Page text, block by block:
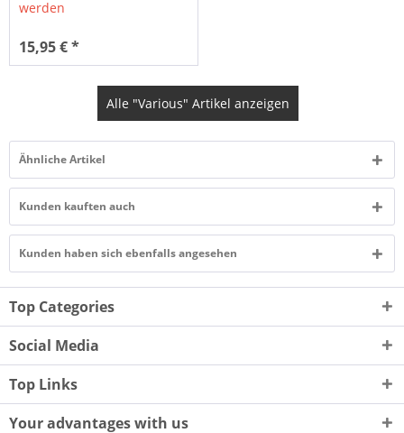
werden
15,95 € *
Alle "Various" Artikel anzeigen
Ähnliche Artikel
Kunden kauften auch
Kunden haben sich ebenfalls angesehen
Top Categories
Social Media
Top Links
Your advantages with us